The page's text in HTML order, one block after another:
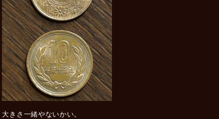
大きさ一緒やないかい。